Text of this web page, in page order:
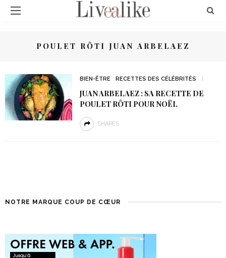
POULET RÔTI JUAN ARBELAEZ
BIEN-ÊTRE RECETTES DES CÉLÉBRITÉS
JUAN ARBELAEZ : SA RECETTE DE
POULET RÔTI POUR NOËL
SHARES
NOTRE MARQUE COUP DE CŒUR